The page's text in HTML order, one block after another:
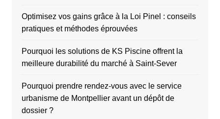
Optimisez vos gains grâce à la Loi Pinel : conseils
pratiques et méthodes éprouvées
Pourquoi les solutions de KS Piscine offrent la
meilleure durabilité du marché à Saint-Sever
Pourquoi prendre rendez-vous avec le service
urbanisme de Montpellier avant un dépôt de
dossier ?